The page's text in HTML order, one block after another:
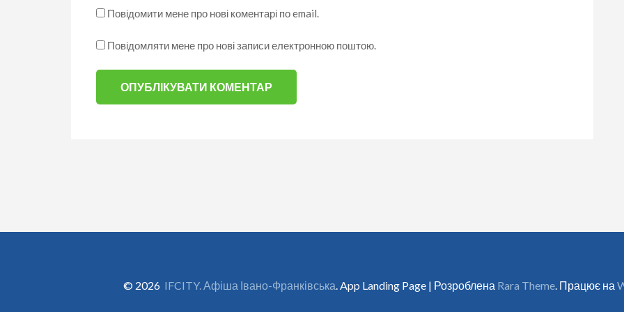
Повідомити мене про нові коментарі по email.
Повідомляти мене про нові записи електронною поштою.
© 2026 IFCITY. Афіша Івано-Франківська. App Landing Page | Розроблена Rara Theme. Працює на